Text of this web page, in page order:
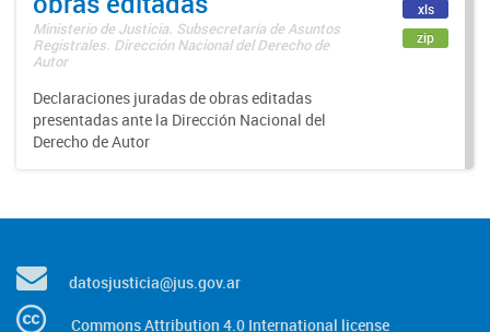
Ministerio de Justicia. Subsecretaría de Asuntos
Registrales. Dirección Nacional del Derecho de
Autor
Declaraciones juradas de obras editadas
presentadas ante la Dirección Nacional del
Derecho de Autor
xls
zip
datosjusticia@jus.gov.ar
Commons Attribution 4.0 International license